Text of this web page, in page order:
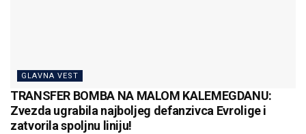
GLAVNA VEST
TRANSFER BOMBA NA MALOM KALEMEGDANU:
Zvezda ugrabila najboljeg defanzivca Evrolige i
zatvorila spoljnu liniju!